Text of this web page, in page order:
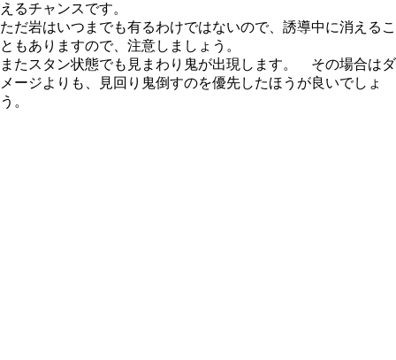
えるチャンスです。
ただ岩はいつまでも有るわけではないので、誘導中に消えるこ
ともありますので、注意しましょう。
またスタン状態でも見まわり鬼が出現します。 その場合はダ
メージよりも、見回り鬼倒すのを優先したほうが良いでしょ
う。